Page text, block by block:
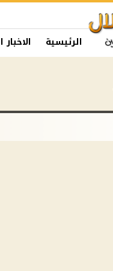
الرئيسية الاخبار